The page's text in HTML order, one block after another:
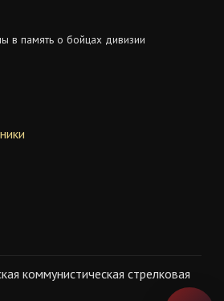
в память о бойцах дивизии
коммунистическая стрелковая